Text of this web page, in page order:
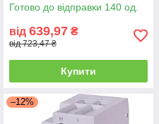
Готово до відправки 140 од.
від 639,97 ₴
від 723,47 ₴
Купити
–12%